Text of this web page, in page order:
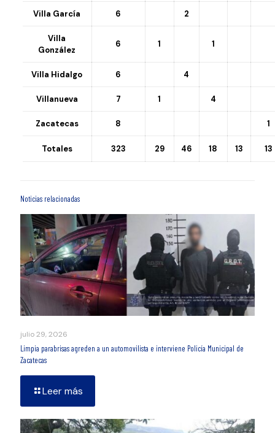
Villa García 6 2
Villa
González
6 1 1
Villa Hidalgo 6 4
Villanueva 7 1 4
Zacatecas 8 1
Totales 323 29 46 18 13 13
Noticias relacionadas
julio 29, 2026
Limpia parabrisas agreden a un automovilista e interviene Policía Municipal de
Zacatecas
Leer más